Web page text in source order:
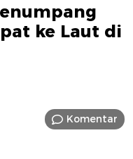
ke Laut di
Komentar